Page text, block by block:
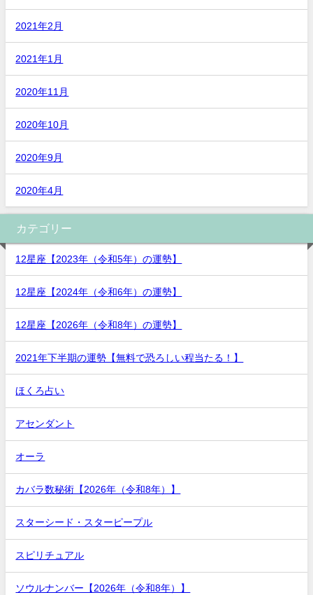
2021年2月
2021年1月
2020年11月
2020年10月
2020年9月
2020年4月
カテゴリー
12星座【2023年（令和5年）の運勢】
12星座【2024年（令和6年）の運勢】
12星座【2026年（令和8年）の運勢】
2021年下半期の運勢【無料で恐ろしい程当たる！】
ほくろ占い
アセンダント
オーラ
カバラ数秘術【2026年（令和8年）】
スターシード・スターピープル
スピリチュアル
ソウルナンバー【2026年（令和8年）】